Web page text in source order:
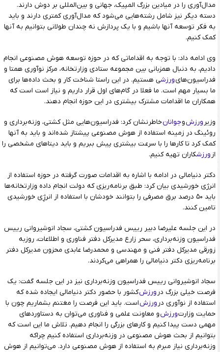
مدال‌آوری را در میادین بزرگ المپیک، جهانی و بین‌المللی بر دوش دارند.
دسته دیگر نیز شامل رشته‌هایی می‌شود که مدال‌آوری کمتری دارند و باید
به فکر توسعه آنها باشیم و با یک پردازش نه چندان طولانی بتوانیم به آنها
کمک کنیم.
وی ادامه داد: با توجه به اقداماتی که در حوزه توسعه هوش مصنوعی انجام
دادیم، به دنبال همزبانی بین مجموعه ستادی وزارتخانه، مرکز نوآوری همتا و
فدراسیون‌هایورزشی هستیم. در این راستا شناخت کار و بحث داده‌ها برای
ما بسیار مهم است. ما فعلا در گام‌های اول قرار داریم و نیاز است است که
همکاران ما اقدامات مشترک بیشتری در این حوزه انجام دهند.
وزیر ورزشوجوانانخاطرنشان کرد: فدراسیون‌هایی مثل کشتی، وزنه‌برداری و
روئینگ در زمینه استفاده از هوش مصنوعی پیشتاز شده‌اند و باید به آنها
کمک کرد تا کارها را با سرعت بیشتری پیش ببریم و باید دیتاهای مشخصی را
از ورزشکاران تهیه کنیم.
دکتر دنیامالی در ادامه با اشاره به اقدامات صورت گرفته در حوزه استفاده از
انرژی خورشیدی بیان کرد: طبق برنامه‌ریزی که دولت انجام داده وزارتخانه‌ها
باید ۵۰ درصد برق مصرفی را بتوانند خودشان با استفاده از انرژِی خورشیدی
تامین کنند.
در این جلسه علیرضا دبیر رییس فدراسیون کشتی، سجاد انوشیروانی رییس
فدراسیون وزنه‌برداری، سحر زارع مدیرکل دفتر فناوری و اطلاعات، روزبه
زورقی مدیرکل دفتر فنی و مهندسی و محمدرضا عابدی محزون مدیرکل دفتر
برنامه‌ریزی دکتر دنیامالی را همراهی می‌کردند.
سجاد انوشیروانی رییس فدراسیون وزنه‌برداری نیز در این جلسه گفت: یک
فرصت خیلی بزرگ در ورزشکشور با حضور دکتر دنیامالی ایجاده شده که
استفاده از نوآوری در ورزشاست. باید این فرصت را مغتنم بشماریم چون با
حمایت وزارتورزشو معاونت علمی و فناوری می‌توان به دستاوردهای
مهمی دست پیدا کنیم و کارهای بزرگی را انجام دهیم. تلاش ما این است که
بتوانیم از بحث هوش مصنوعی در وزنه‌برداری استفاده کنیم چراکه
وزنه‌برداری نیاز مبرم به استفاده از هوش مصنوعی دارد. می‌توانیم از هوش